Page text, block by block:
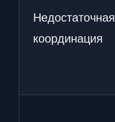
Недостаточная
координация